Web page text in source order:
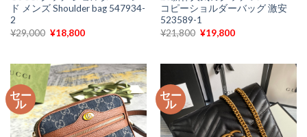
ド メンズ Shoulder bag 547934-
2
¥29,000 元
は
¥29,000
で
し
た。
¥18,800現
格
は
¥18,800
で
す。
コピーショルダーバッグ 激安
523589-1
¥21,800 元
は
¥21,800
で
し
た。
¥19,800現
格
¥19,800
で
す。
セー
ル
セー
ル